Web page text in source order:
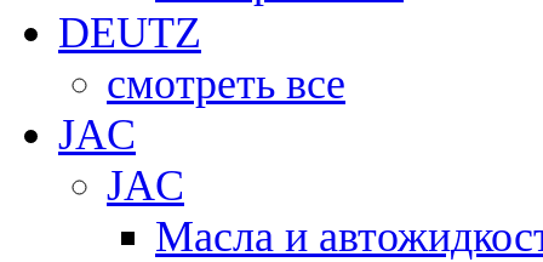
DEUTZ
смотреть все
JAC
JAC
Масла и